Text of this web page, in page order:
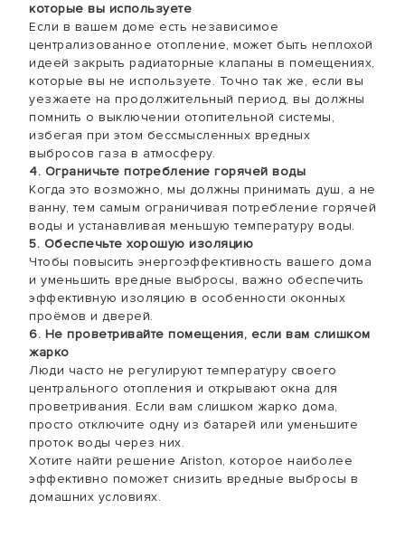
которые вы используете
Если в вашем доме есть независимое
централизованное отопление, может быть неплохой
идеей закрыть радиаторные клапаны в помещениях,
которые вы не используете. Точно так же, если вы
уезжаете на продолжительный период, вы должны
помнить о выключении отопительной системы,
избегая при этом бессмысленных вредных
выбросов газа в атмосферу.
4. Ограничьте потребление горячей воды
Когда это возможно, мы должны принимать душ, а не
ванну, тем самым ограничивая потребление горячей
воды и устанавливая меньшую температуру воды.
5. Обеспечьте хорошую изоляцию
Чтобы повысить энергоэффективность вашего дома
и уменьшить вредные выбросы, важно обеспечить
эффективную изоляцию в особенности оконных
проёмов и дверей.
6. Не проветривайте помещения, если вам слишком
жарко
Люди часто не регулируют температуру своего
центрального отопления и открывают окна для
проветривания. Если вам слишком жарко дома,
просто отключите одну из батарей или уменьшите
проток воды через них.
Хотите найти решение Ariston, которое наиболее
эффективно поможет снизить вредные выбросы в
домашних условиях.